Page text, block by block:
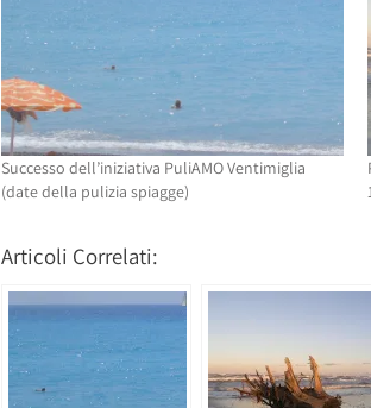
Successo dell’iniziativa PuliAMO Ventimiglia
(date della pulizia spiagge)
Articoli Correlati: